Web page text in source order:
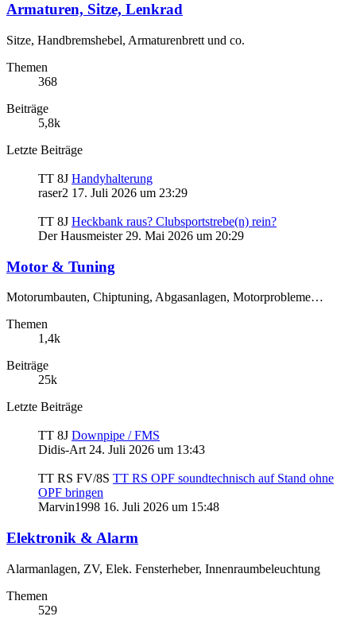
Armaturen, Sitze, Lenkrad
Sitze, Handbremshebel, Armaturenbrett und co.
Themen
368
Beiträge
5,8k
Letzte Beiträge
TT 8J Handyhalterung
raser2 17. Juli 2026 um 23:29
TT 8J Heckbank raus? Clubsportstrebe(n) rein?
Der Hausmeister 29. Mai 2026 um 20:29
Motor & Tuning
Motorumbauten, Chiptuning, Abgasanlagen, Motorprobleme…
Themen
1,4k
Beiträge
25k
Letzte Beiträge
TT 8J Downpipe / FMS
Didis-Art 24. Juli 2026 um 13:43
TT RS FV/8S TT RS OPF soundtechnisch auf Stand ohne
OPF bringen
Marvin1998 16. Juli 2026 um 15:48
Elektronik & Alarm
Alarmanlagen, ZV, Elek. Fensterheber, Innenraumbeleuchtung
Themen
529